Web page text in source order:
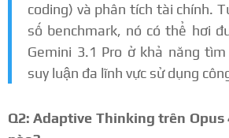
coding) và phân tích tài chính.
số benchmark, nó có thể hơi
Gemini 3.1 Pro ở khả năng
suy luận đa lĩnh vực sử dụng
Q2: Adaptive Thinking trên